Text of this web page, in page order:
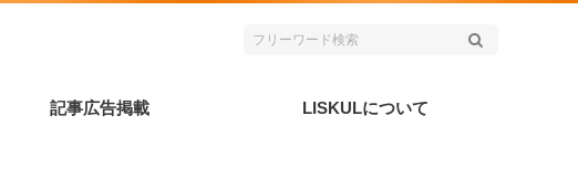
記事広告掲載 LISKULについて